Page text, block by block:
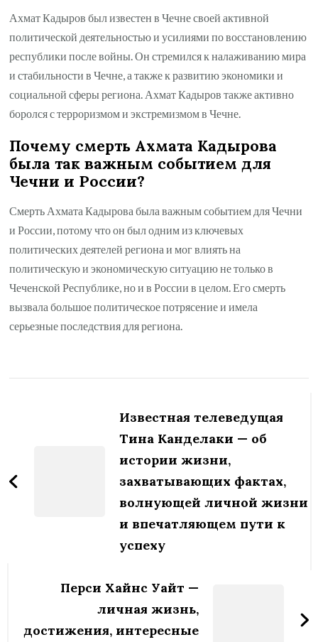
Ахмат Кадыров был известен в Чечне своей активной
политической деятельностью и усилиями по восстановлению
республики после войны. Он стремился к налаживанию мира
и стабильности в Чечне, а также к развитию экономики и
социальной сферы региона. Ахмат Кадыров также активно
боролся с терроризмом и экстремизмом в Чечне.
Почему смерть Ахмата Кадырова
была так важным событием для
Чечни и России?
Смерть Ахмата Кадырова была важным событием для Чечни
и России, потому что он был одним из ключевых
политических деятелей региона и мог влиять на
политическую и экономическую ситуацию не только в
Чеченской Республике, но и в России в целом. Его смерть
вызвала большое политическое потрясение и имела
серьезные последствия для региона.
Известная телеведущая
Тина Канделаки — об
истории жизни,
захватывающих фактах,
волнующей личной жизни
и впечатляющем пути к
успеху
Перси Хайнс Уайт —
личная жизнь,
достижения, интересные